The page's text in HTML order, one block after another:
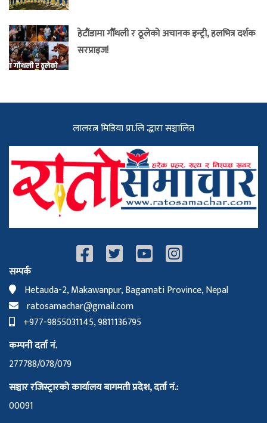
हेटौंडामा गौँथली र ठूलेको अचानक इन्ट्री, हलभित्र दर्शक
सरप्राइज!
लालरत्न मिडिया प्रा.लि द्धारा सञ्चालित
सम्पर्क
Hetauda-2, Makawanpur, Bagamati Province, Nepal
ratosamachar@gmail.com
+977-9855031145, 9811136795
कम्पनी दर्ता नं.
277788/078/079
सञ्चार रजिस्ट्रारको कार्यालय बागमती प्रदेश, दर्ता नं.:
00091